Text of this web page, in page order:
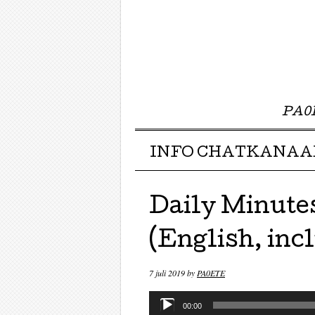
Menu ☰
Skip to content
INFO
Daily
(English,
7 juli 2019by PA0ETE
Audiospeler
00:00